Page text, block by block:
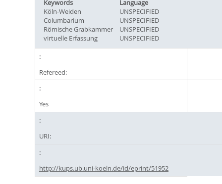
Keywords
Language
Köln-Weiden
UNSPECIFIED
Columbarium
UNSPECIFIED
Römische Grabkammer
UNSPECIFIED
virtuelle Erfassung
UNSPECIFIED
Refereed:
Yes
URI:
http://kups.ub.uni-koeln.de/id/eprint/51952